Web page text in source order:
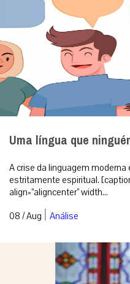
Uma língua que
A crise da linguagem moderna
estritamente espiritual.
align=”aligncenter” width...
08 / Aug | Análise